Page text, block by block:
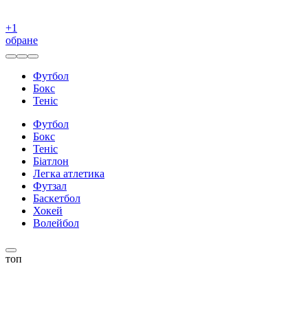
+1
обране
Футбол
Бокс
Теніс
Футбол
Бокс
Теніс
Біатлон
Легка атлетика
Футзал
Баскетбол
Хокей
Волейбол
топ